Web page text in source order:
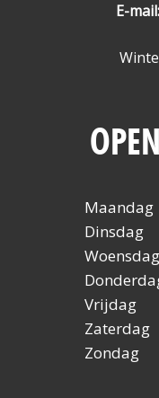
E-mail:
Maandag
Dinsdag
Woensdag
Vrijdag
Zaterdag
Zondag